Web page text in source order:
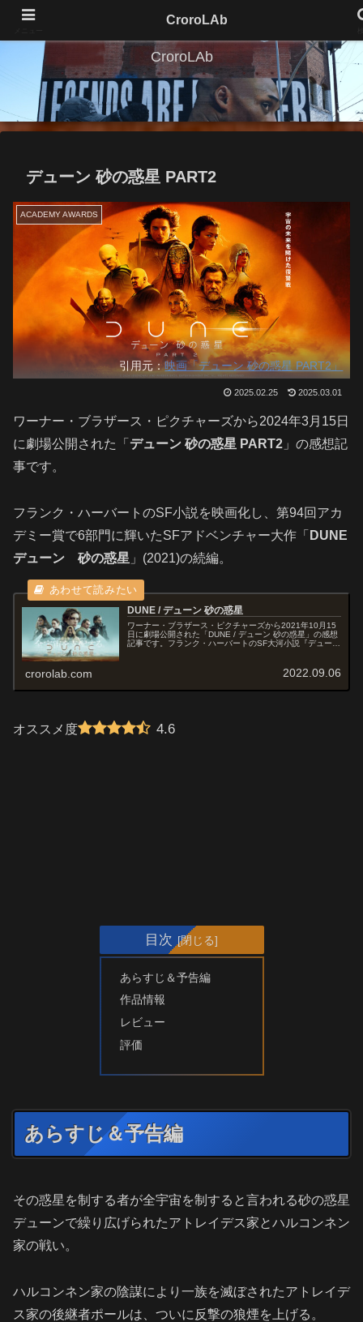
CroroLAb
デューン 砂の惑星 PART2
ACADEMY AWARDS
引用元：映画「デューン 砂の惑星 PART2」
2025.02.25 2025.03.01
ワーナー・ブラザース・ピクチャーズから2024年3月15日
に劇場公開された「 デューン 砂の惑星 PART2 」の感想記
事です。
フランク・ハーバートのSF小説を映画化し、第94回アカ
デミー賞で6部門に輝いたSFアドベンチャー大作「 DUNE
デューン 砂の惑星 」(2021)の続編。
DUNE / デューン 砂の惑星
ワーナー・ブラザース・ピクチャーズから2021年10月15
日に劇場公開された「DUNE / デューン 砂の惑星」の感想
記事です。フランク・ハーバートのSF大河小説『デューン
crorolab.com 2022.09.06
オススメ度 4.6
目次
あらすじ＆予告編
作品情報
レビュー
評価
あらすじ＆予告編
その惑星を制する者が全宇宙を制すると言われる砂の惑星
デューンで繰り広げられたアトレイデス家とハルコンネン
家の戦い。
ハルコンネン家の陰謀により一族を滅ぼされたアトレイデ
ス家の後継者ポールは、ついに反撃の狼煙を上げる。
CroroLAb